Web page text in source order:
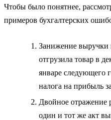
Чтобы было понятнее,
примеров бухгалтерских
Занижение выручки
отгрузила товар в
январе следующего
налога на прибыль
Двойное отражение
один и тот же акт